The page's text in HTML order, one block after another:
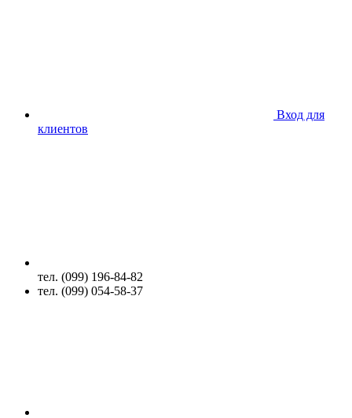
Вход для
клиентов
тел. (099) 196-84-82
тел. (099) 054-58-37